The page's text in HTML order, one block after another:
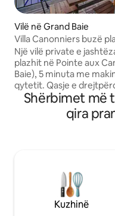
Vilë në Grand Baie
Villa Canonniers buzë
luksoze në Grand Bay
Një vilë private e
plazhit në Pointe aux
Baie), 5 minuta me
qytetit. Qasje e drejtpërdrejtë në një
plazh privat qiellor,
një pishinë me pamje
dhoma gjumi luksoze,
ekskluzive të
që ofron një përvojë me
pushime me familjen
Shërbimet më
qira
Kuzhinë